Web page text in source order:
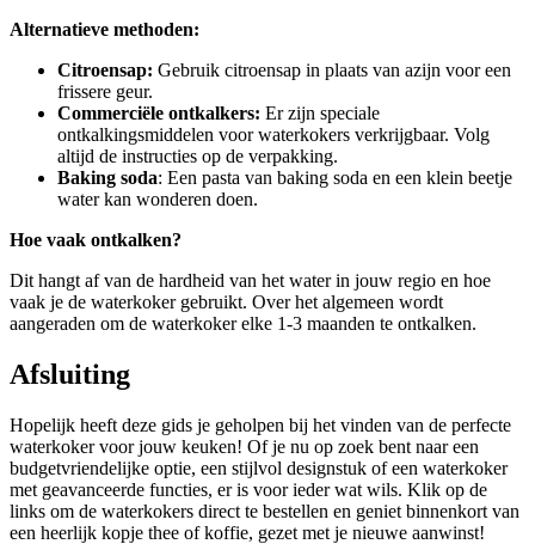
Alternatieve methoden:
Citroensap: Gebruik citroensap in plaats van azijn voor een
frissere geur.
Commerciële ontkalkers: Er zijn speciale
ontkalkingsmiddelen voor waterkokers verkrijgbaar. Volg
altijd de instructies op de verpakking.
Baking soda: Een pasta van baking soda en een klein beetje
water kan wonderen doen.
Hoe vaak ontkalken?
Dit hangt af van de hardheid van het water in jouw regio en hoe
vaak je de waterkoker gebruikt. Over het algemeen wordt
aangeraden om de waterkoker elke 1-3 maanden te ontkalken.
Afsluiting
Hopelijk heeft deze gids je geholpen bij het vinden van de perfecte
waterkoker voor jouw keuken! Of je nu op zoek bent naar een
budgetvriendelijke optie, een stijlvol designstuk of een waterkoker
met geavanceerde functies, er is voor ieder wat wils. Klik op de
links om de waterkokers direct te bestellen en geniet binnenkort van
een heerlijk kopje thee of koffie, gezet met je nieuwe aanwinst!